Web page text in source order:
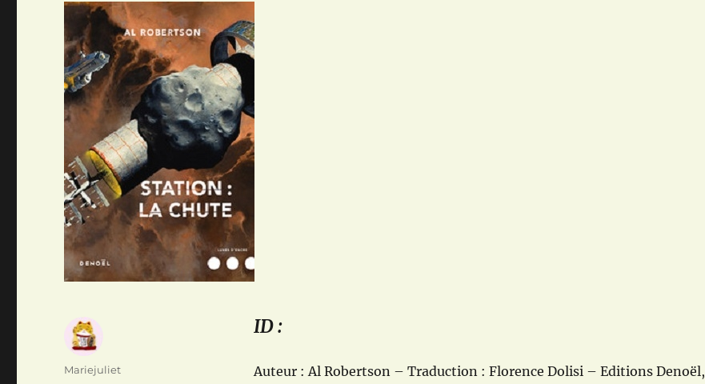
ID :
Auteur : Al Robertson – Traduction : Florence Dolisi – Editions Denoël,
Auteur
Mariejuliet